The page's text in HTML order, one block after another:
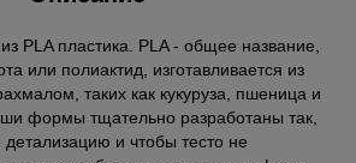
PLA пластика. PLA - общее название,
или полиактид, изготавливается из
таких как кукуруза, пшеница и
формы тщательно разработаны так,
детализацию и чтобы тесто не